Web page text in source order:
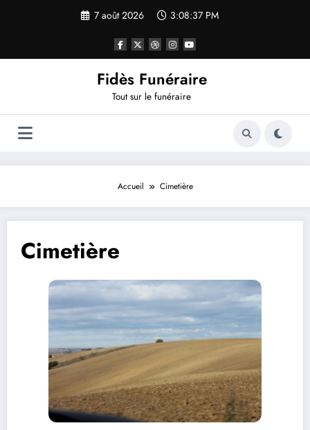
7 août 2026 3:08:37 PM
Fidès Funéraire
Tout sur le funéraire
Accueil Cimetière
Cimetière